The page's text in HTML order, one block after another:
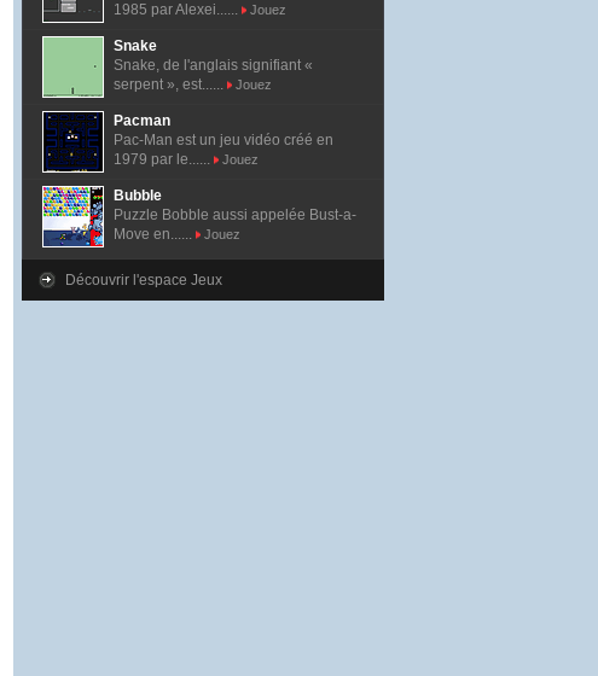
1985 par Alexei......
Jouez
Snake
Snake, de l'anglais signifiant «
serpent », est......
Jouez
Pacman
Pac-Man est un jeu vidéo créé en
1979 par le......
Jouez
Bubble
Puzzle Bobble aussi appelée Bust-a-
Move en......
Jouez
Découvrir l'espace Jeux